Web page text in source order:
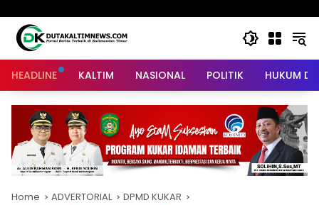
HEADLINE KALTIM NASIONAL POLITIK HUKUM
Home ADVERTORIAL DPMD KUKAR